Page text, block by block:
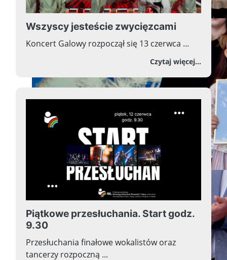
Wszyscy jesteście zwycięzcami
Koncert Galowy rozpoczął się 13 czerwca ...
Czytaj więcej...o
Piątkowe przesłuchania. Start godz.
9.30
Przesłuchania finałowe wokalistów oraz
tancerzy rozpoczną ...